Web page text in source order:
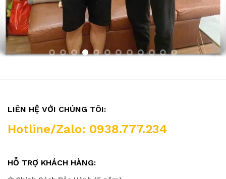
LIÊN HỆ VỚI CHÚNG TÔI:
Hotline/Zalo: 0938.777.234
HỖ TRỢ KHÁCH HÀNG: